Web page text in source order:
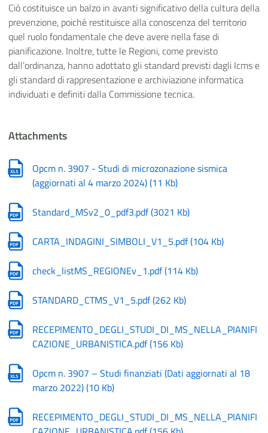
Ciò costituisce un balzo in avanti significativo della cultura della
prevenzione, poiché restituisce alla conoscenza del territorio
quel ruolo fondamentale che deve avere nella fase di
pianificazione. Inoltre, tutte le Regioni, come previsto
dall’ordinanza, hanno adottato gli standard previsti dagli Icms e
gli standard di rappresentazione e archiviazione informatica
individuati e definiti dalla Commissione tecnica.
Attachments
Opcm n. 3907 - Studi di microzonazione sismica
(aggiornati al 4 marzo 2024)(11 Kb)
Standard_MSv2_0_pdf3.pdf(3021 Kb)
CARTA_INDAGINI_SIMBOLI_V1_5.pdf(104 Kb)
check_listMS_REGIONEv_1.pdf(114 Kb)
STANDARD_CTMS_V1_5.pdf(262 Kb)
RECEPIMENTO_DEGLI_STUDI_DI_MS_NELLA_PIANIFI
CAZIONE_URBANISTICA.pdf(156 Kb)
Opcm n. 3907 – Studi finanziati (Dati aggiornati al 18
marzo 2022)(10 Kb)
RECEPIMENTO_DEGLI_STUDI_DI_MS_NELLA_PIANIFI